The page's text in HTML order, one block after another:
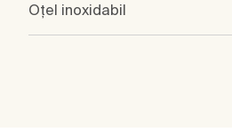
Oţel inoxidabil